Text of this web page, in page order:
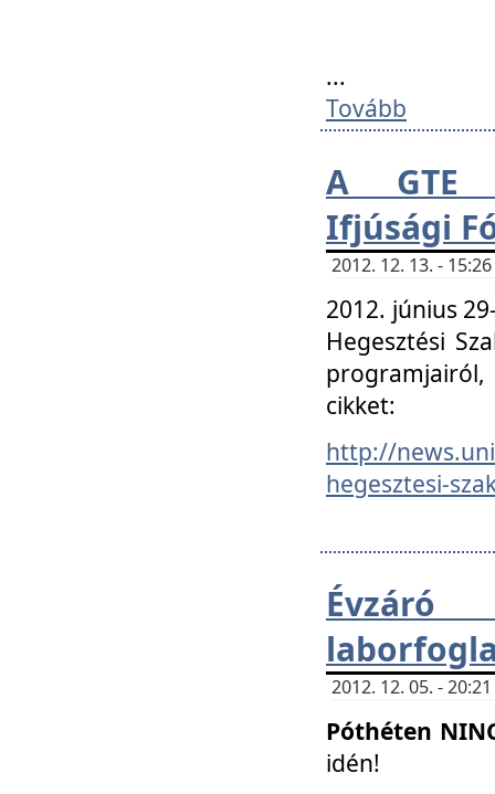
...
Tovább
A GTE
Ifjúsági
2012. 12. 13. -
2012. június
Hegesztési
cikket:
http://
hegesztesi-
2012. 12. 05. -
Póthéten
idén!